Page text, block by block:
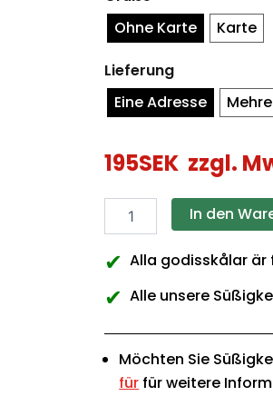
Ohne Karte
Karte
Lieferung
Eine Adresse
195SEK zzgl.
In den
✔ Alla godisskålar är
✔ Alle unsere
Möchten Sie
für für weitere